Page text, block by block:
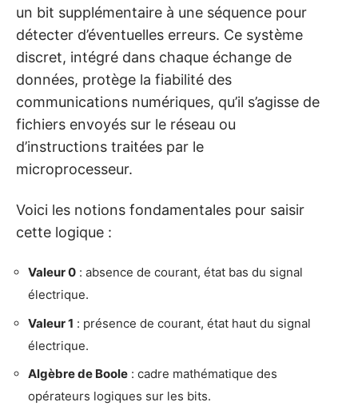
un bit supplémentaire à une séquence pour
détecter d’éventuelles erreurs. Ce système
discret, intégré dans chaque échange de
données, protège la fiabilité des
communications numériques, qu’il s’agisse de
fichiers envoyés sur le réseau ou
d’instructions traitées par le
microprocesseur.
Voici les notions fondamentales pour saisir
cette logique :
Valeur 0 : absence de courant, état bas du signal
électrique.
Valeur 1 : présence de courant, état haut du signal
électrique.
Algèbre de Boole : cadre mathématique des
opérateurs logiques sur les bits.